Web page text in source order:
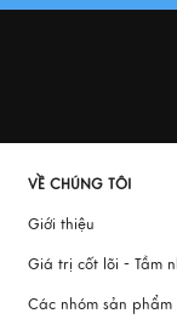
VỀ CHÚNG TÔI
Giới thiệu
Giá trị cốt lõi - Tầm
Các nhóm sản phẩm